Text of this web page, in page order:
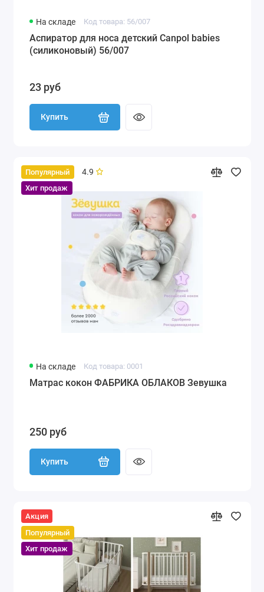
На складе Код товара: 56/007
Аспиратор для носа детский Canpol babies
(силиконовый) 56/007
23 руб
Купить
Популярный
Хит продаж
4.9
На складе Код товара: 0001
Матрас кокон ФАБРИКА ОБЛАКОВ Зевушка
250 руб
Купить
Акция
Популярный
Хит продаж